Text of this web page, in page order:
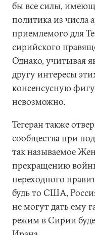
бы все силы,
политика из числа
приемлемого для
сирийского
Однако, учитывая
другу интересы
консенсусную
невозможно.
Тегеран также
сообщества при
так называемое
прекращению
переходного
будь то США,
не могут дать ему
режим в Сирии